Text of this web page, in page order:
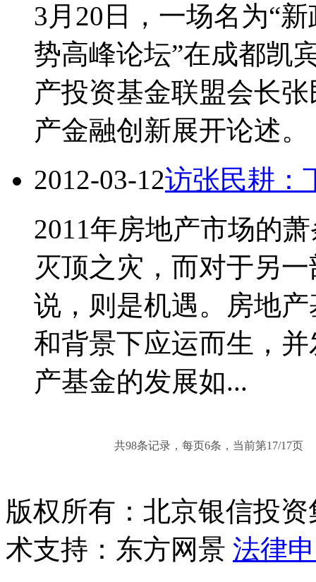
3月20日，一场名为“
势高峰论坛”在成都凯
产投资基金联盟会长
产金融创新展开论述。
2012-03-12访张民耕：
2011年房地产市场的
灭顶之灾，而对于另
说，则是机遇。房地
和背景下应运而生，
产基金的发展如...
共98条记录，每页6条，当前第17/17
版权所有：北京银信投资
术支持：东方网景 法律